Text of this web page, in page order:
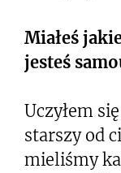
Miałeś
jesteś
Uczyłem
starszy od
mieliśmy